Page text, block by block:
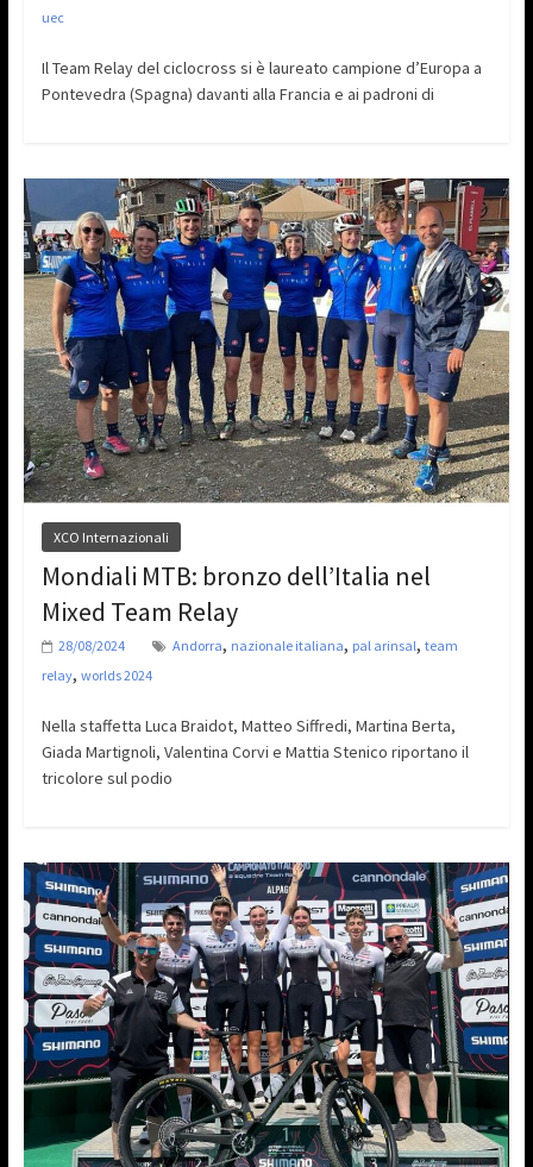
uec
Il Team Relay del ciclocross si è laureato campione d’Europa a
Pontevedra (Spagna) davanti alla Francia e ai padroni di
XCO Internazionali
Mondiali MTB: bronzo dell’Italia nel
Mixed Team Relay
28/08/2024 Andorra, nazionale italiana, pal arinsal, team
relay, worlds 2024
Nella staffetta Luca Braidot, Matteo Siffredi, Martina Berta,
Giada Martignoli, Valentina Corvi e Mattia Stenico riportano il
tricolore sul podio